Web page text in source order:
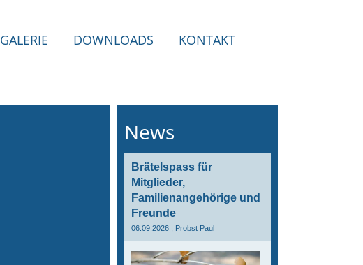
GALERIE DOWNLOADS
KONTAKT
News
Brätelspass für
Mitglieder,
Familienangehörige und
Freunde
06.09.2026 , Probst Paul